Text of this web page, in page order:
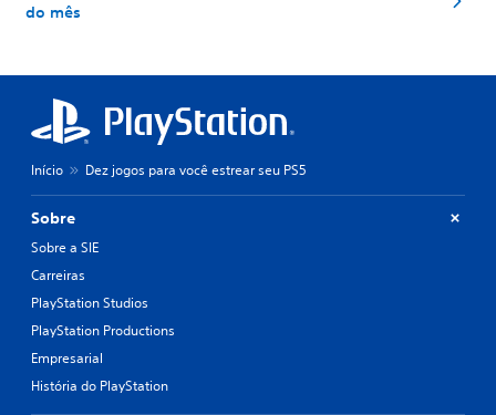
do mês
Início Dez jogos para você estrear seu PS5
Sobre
Sobre a SIE
Carreiras
PlayStation Studios
PlayStation Productions
Empresarial
História do PlayStation